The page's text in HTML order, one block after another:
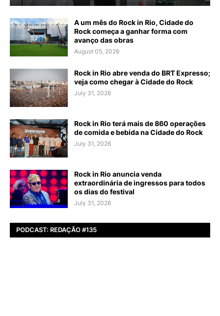
A um mês do Rock in Rio, Cidade do
Rock começa a ganhar forma com
avanço das obras
August 05, 2026
Rock in Rio abre venda do BRT Expresso;
veja como chegar à Cidade do Rock
July 31, 2026
Rock in Rio terá mais de 860 operações
de comida e bebida na Cidade do Rock
July 31, 2026
Rock in Rio anuncia venda
extraordinária de ingressos para todos
os dias do festival
July 31, 2026
PODCAST: REDAÇÃO #135